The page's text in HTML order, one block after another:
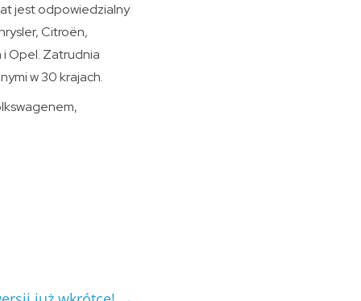
jest odpowiedzialny
Citroën,
i Opel. Zatrudnia
w 30 krajach.